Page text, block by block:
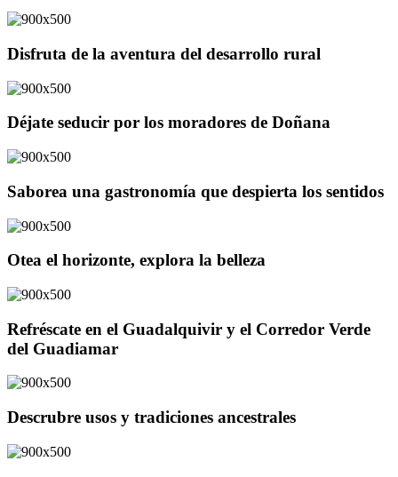
Disfruta de la aventura del desarrollo rural
Déjate seducir por los moradores de Doñana
Saborea una gastronomía que despierta los sentidos
Otea el horizonte, explora la belleza
Refréscate en el Guadalquivir y el Corredor Verde
del Guadiamar
Descrubre usos y tradiciones ancestrales